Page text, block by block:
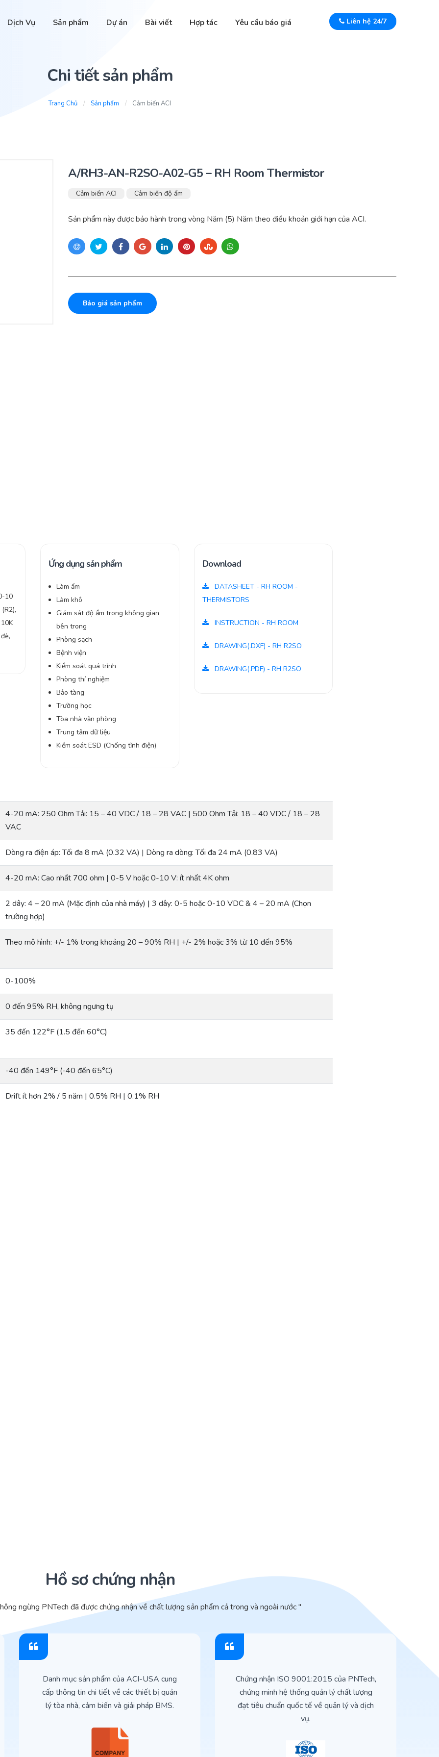
Dịch Vụ Sản phẩm Dự án Bài viết Hợp tác Yêu cầu báo giá Liên hệ 24/7
Chi tiết sản phẩm
Trang Chủ Sản phẩm Cảm biến ACI
A/RH3-AN-R2SO-A02-G5 – RH Room Thermistor
Cảm biến ACI Cảm biến độ ẩm
Sản phẩm này được bảo hành trong vòng Năm (5) Năm theo điều khoản giới hạn của ACI.
Báo giá sản phẩm
10
Ứng dụng sản phẩm
Làm ẩm
Làm khô
Giám sát độ ẩm trong không gian
bên trong
Phòng sạch
Bệnh viện
Kiểm soát quá trình
Phòng thí nghiệm
Bảo tàng
Trường học
Tòa nhà văn phòng
Trung tâm dữ liệu
Kiểm soát ESD (Chống tĩnh điện)
Download
DATASHEET - RH ROOM -
THERMISTORS
INSTRUCTION - RH ROOM
DRAWING(.DXF) - RH R2SO
DRAWING(.PDF) - RH R2SO
4-20 mA: 250 Ohm Tải: 15 – 40 VDC / 18 – 28 VAC | 500 Ohm Tải: 18 – 40 VDC / 18 – 28
VAC
Dòng ra điện áp: Tối đa 8 mA (0.32 VA) | Dòng ra dòng: Tối đa 24 mA (0.83 VA)
4-20 mA: Cao nhất 700 ohm | 0-5 V hoặc 0-10 V: ít nhất 4K ohm
2 dây: 4 – 20 mA (Mặc định của nhà máy) | 3 dây: 0-5 hoặc 0-10 VDC & 4 – 20 mA (Chọn
trường hợp)
Theo mô hình: +/- 1% trong khoảng 20 – 90% RH | +/- 2% hoặc 3% từ 10 đến 95%
0-100%
0 đến 95% RH, không ngưng tụ
35 đến 122°F (1.5 đến 60°C)
-40 đến 149°F (-40 đến 65°C)
Drift ít hơn 2% / 5 năm | 0.5% RH | 0.1% RH
Hồ sơ chứng nhận
ngừng PNTech đã được chứng nhận về chất lượng sản phẩm cả trong và ngoài nước "
Danh mục sản phẩm của ACI-USA cung
cấp thông tin chi tiết về các thiết bị quản
lý tòa nhà, cảm biến và giải pháp BMS.
Chứng nhận ISO 9001:2015 của PNTech,
chứng minh hệ thống quản lý chất lượng
đạt tiêu chuẩn quốc tế về quản lý và dịch
vụ.